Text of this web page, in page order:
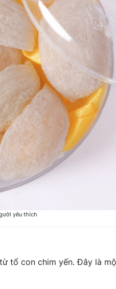
yêu thích
tổ con chim yến. Đây là